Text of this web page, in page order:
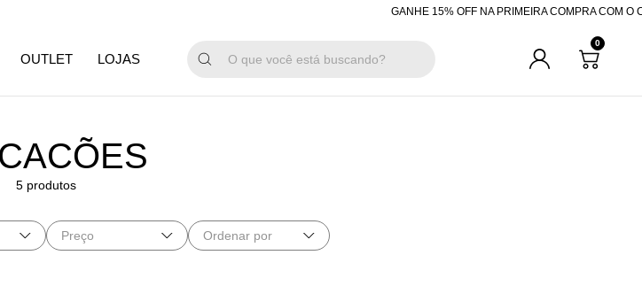
GANHE 15% OFF NA PRIMEIRA COMPRA COM O
OUTLET LOJAS
0
5 produtos
Preço Ordenar por